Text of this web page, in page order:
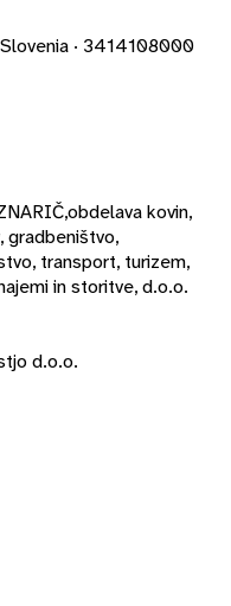
· 3414108000
kovin,
gradbeništvo,
transport, turizem,
in storitve, d.o.o.
d.o.o.